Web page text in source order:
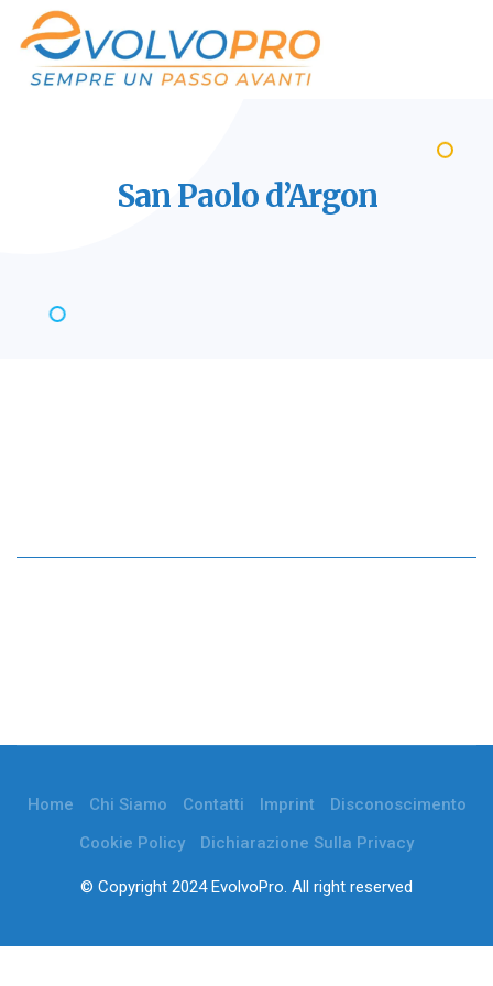
San Paolod’Argon
Home Chi Siamo Contatti Imprint
Disconoscimento
Cookie Policy
Dichiarazione Sulla Privacy
© Copyright 2024 EvolvoPro. All right reserved